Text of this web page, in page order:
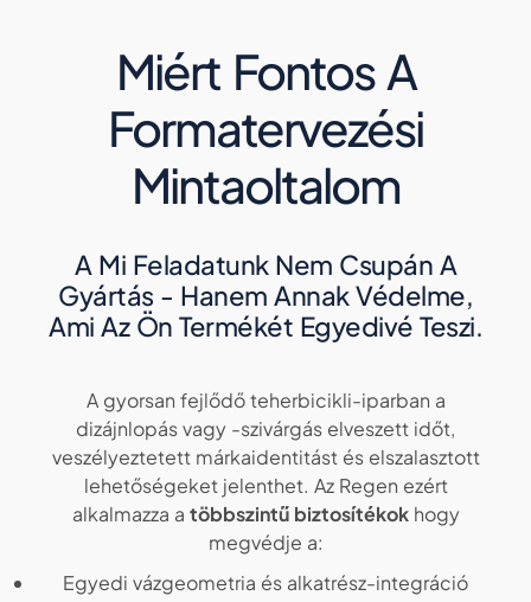
Miért Fontos A
Formatervezési
Mintaoltalom
A Mi Feladatunk Nem Csupán A
Gyártás - Hanem Annak Védelme,
Ami Az Ön Termékét Egyedivé Teszi.
A gyorsan fejlődő teherbicikli-iparban a
dizájnlopás vagy -szivárgás elveszett időt,
veszélyeztetett márkaidentitást és elszalasztott
lehetőségeket jelenthet. Az Regen ezért
alkalmazza a többszintű biztosítékokhogy
megvédje a:
Egyedi vázgeometria és alkatrész-integráció